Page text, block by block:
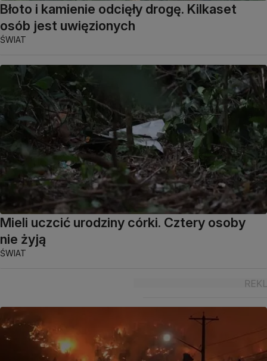
Błoto i kamienie odcięły drogę. Kilkaset
osób jest uwięzionych
ŚWIAT
Mieli uczcić urodziny córki. Cztery osoby
nie żyją
ŚWIAT